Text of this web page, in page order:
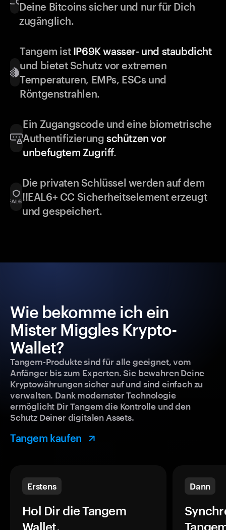
Deine Bitcoins sicher und nur für Dich
zugänglich.
Tangem ist IP69K wasser- und staubdicht
und bietet Schutz vor extremen
Temperaturen, EMPs, ESCs und
Röntgenstrahlen.
Ein Zugangscode und eine biometrische
Authentifizierung schützen vor
unbefugtem Zugriff.
Die privaten Schlüssel werden auf dem
!!EAL6+ CC Sicherheitselement erzeugt
und gespeichert.
Wie bekomme ich ein
Mister Miggles Krypto-
Wallet?
Tangem-Produkte sind für alle geeignet, vom
Anfänger bis zum Experten. Sie bewahren Deine
Kryptowährungen sicher auf und sind einfach zu
verwalten. Dank modernster Technologie
ermöglicht Dir Tangem die Kontrolle und den
Schutz Deiner digitalen Assets.
Tangem kaufen
Erstens
Hol Dir die Tangem
Wallet.
Dann